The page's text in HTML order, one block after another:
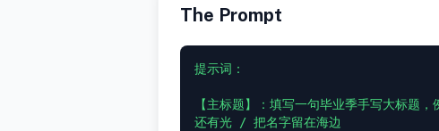
The Prompt
提示词：
【主标题】：填写一句毕业季手写大标
还有光 / 把名字留在海边